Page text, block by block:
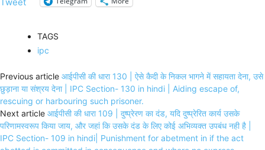
TAGS
ipc
Previous article आईपीसी की धारा 130 | ऐसे कैदी के निकल भागने में सहायता देना, उसे
छुड़ाना या संश्रय देना | IPC Section- 130 in hindi | Aiding escape of,
rescuing or harbouring such prisoner.
Next article आईपीसी की धारा 109 | दुष्प्रेरण का दंड, यदि दुष्प्रेरित कार्य उसके
परिणामस्वरूप किया जाय, और जहां कि उसके दंड के लिए कोई अभिव्यक्त उपबंध नही है |
IPC Section- 109 in hindi| Punishment for abetment in if the act